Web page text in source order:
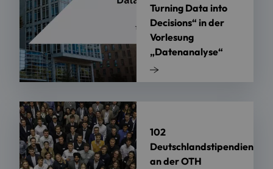
Turning Data into
Decisions“ in der
Vorlesung
„Datenanalyse“
102
Deutschlandstipendien
an der OTH